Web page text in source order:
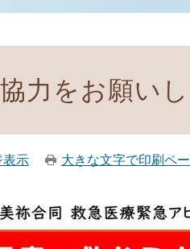
力をお願い
表示 大きな文字で印刷ペ